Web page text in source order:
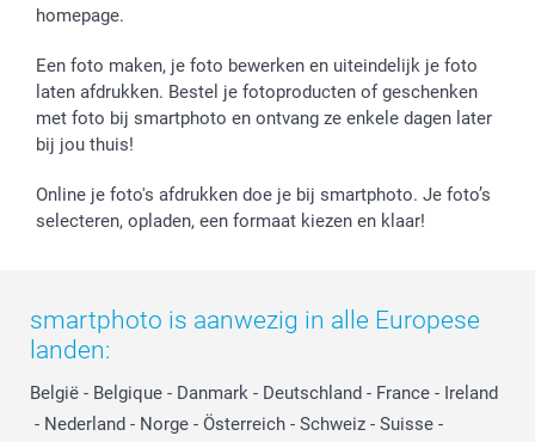
homepage.
Een foto maken, je foto bewerken en uiteindelijk je foto
laten afdrukken. Bestel je fotoproducten of geschenken
met foto bij smartphoto en ontvang ze enkele dagen later
bij jou thuis!
Online je foto's afdrukken doe je bij smartphoto. Je foto’s
selecteren, opladen, een formaat kiezen en klaar!
smartphoto is aanwezig in alle Europese
landen:
België - Belgique - Danmark - Deutschland - France - Ireland
- Nederland - Norge - Österreich - Schweiz - Suisse -